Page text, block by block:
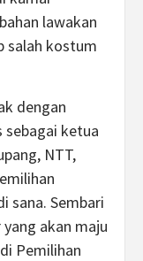
lawakan
salah kostum
dengan
sebagai ketua
NTT,
sana. Sembari
akan maju
Pemilihan